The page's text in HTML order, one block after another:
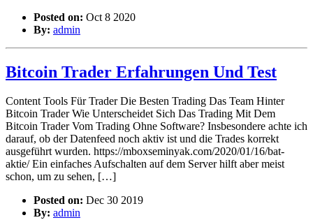
Posted on: Oct 8 2020
By: admin
Bitcoin Trader Erfahrungen Und Test
Content Tools Für Trader Die Besten Trading Das Team Hinter
Bitcoin Trader Wie Unterscheidet Sich Das Trading Mit Dem
Bitcoin Trader Vom Trading Ohne Software? Insbesondere achte ich
darauf, ob der Datenfeed noch aktiv ist und die Trades korrekt
ausgeführt wurden. https://mboxseminyak.com/2020/01/16/bat-
aktie/ Ein einfaches Aufschalten auf dem Server hilft aber meist
schon, um zu sehen, […]
Posted on: Dec 30 2019
By: admin